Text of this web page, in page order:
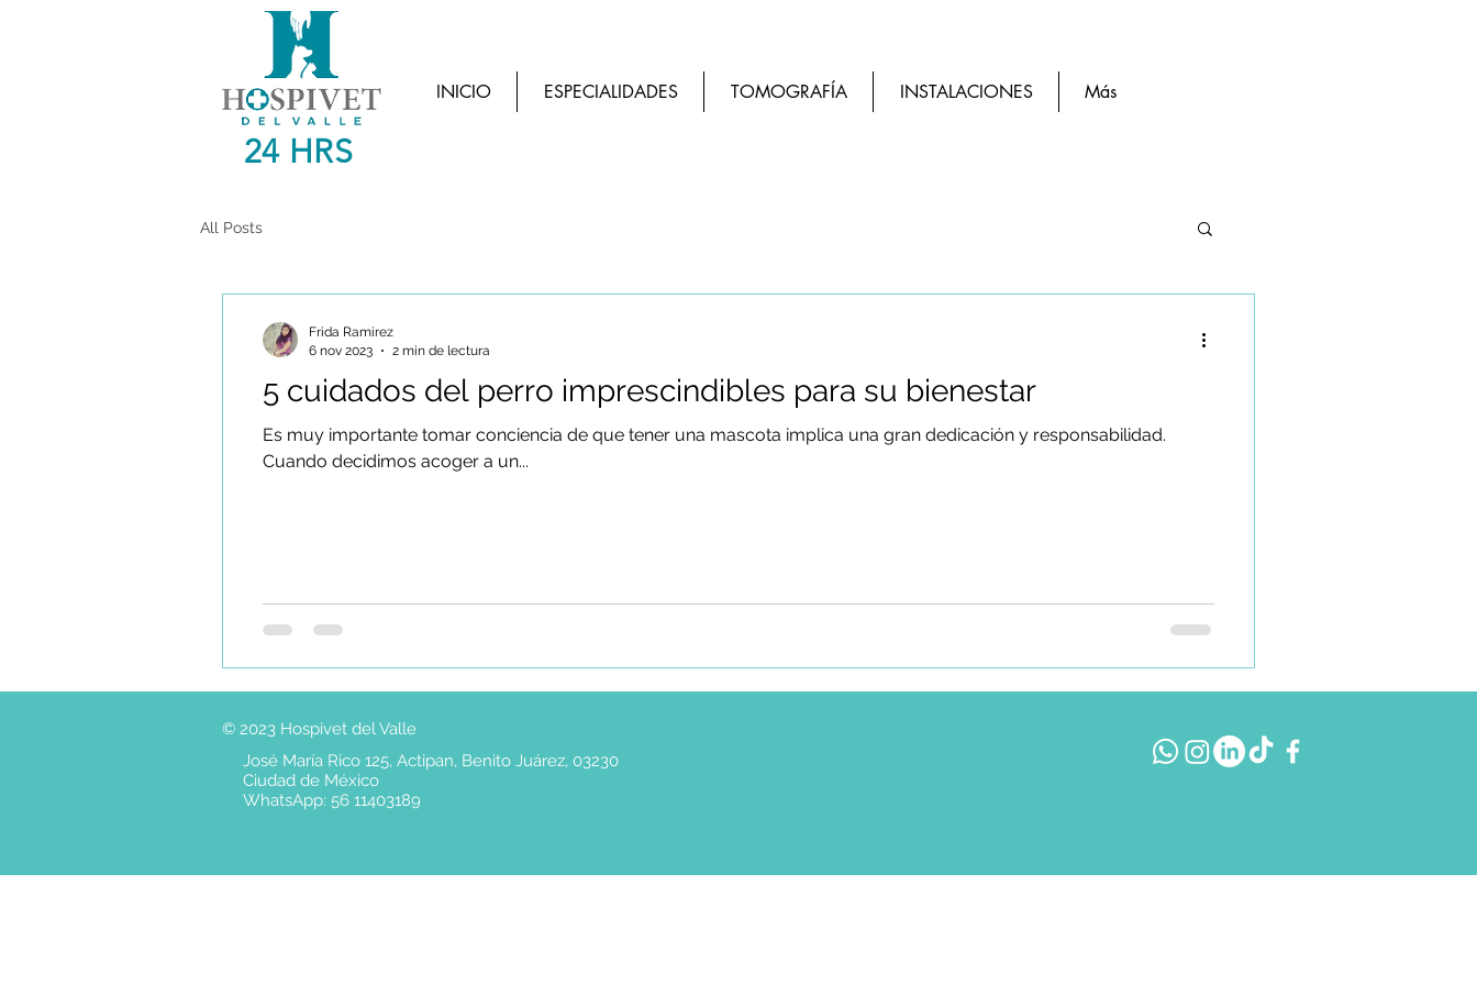
24 HRS
INICIO ESPECIALIDADES TOMOGRAFÍA INSTALACIONES Más
All Posts
5 cuidados del perro imprescindibles para su bienestar
Es muy importante tomar conciencia de que tener una mascota implica una gran dedicación y responsabilidad.
Cuando decidimos acoger a un...
Frida Ramirez
6 nov 2023
2 min de lectura
© 2023 Hospivet del Valle
José María Rico 125, Actipan, Benito Juárez, 03230
Ciudad de México
WhatsApp: 56 11403189